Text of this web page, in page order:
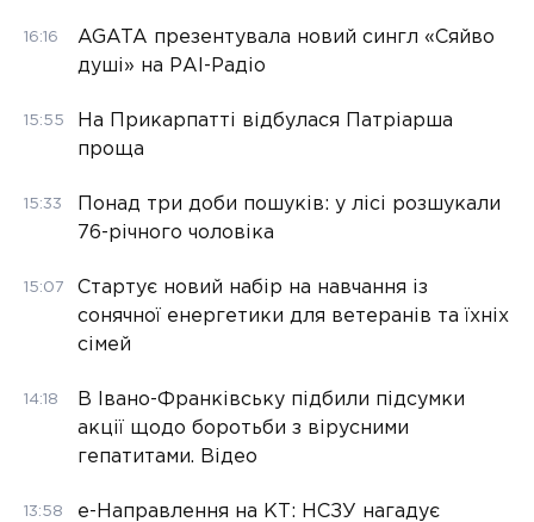
16:16
AGATA презентувала новий сингл «Сяйво
душі» на РАІ-Радіо
15:55
На Прикарпатті відбулася Патріарша
проща
15:33
Понад три доби пошуків: у лісі розшукали
76-річного чоловіка
15:07
Стартує новий набір на навчання із
сонячної енергетики для ветеранів та їхніх
сімей
14:18
В Івано-Франківську підбили підсумки
акції щодо боротьби з вірусними
гепатитами. Відео
13:58
е-Направлення на КТ: НСЗУ нагадує